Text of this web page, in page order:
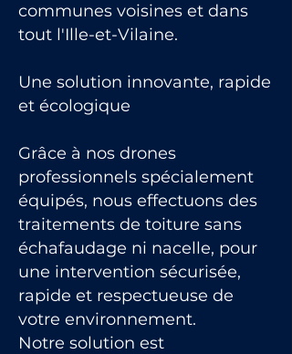
communes voisines et dans
tout l'Ille-et-Vilaine.
Une solution innovante, rapide
et écologique
Grâce à nos drones
professionnels spécialement
équipés, nous effectuons des
traitements de toiture sans
échafaudage ni nacelle, pour
une intervention sécurisée,
rapide et respectueuse de
votre environnement.
Notre solution est